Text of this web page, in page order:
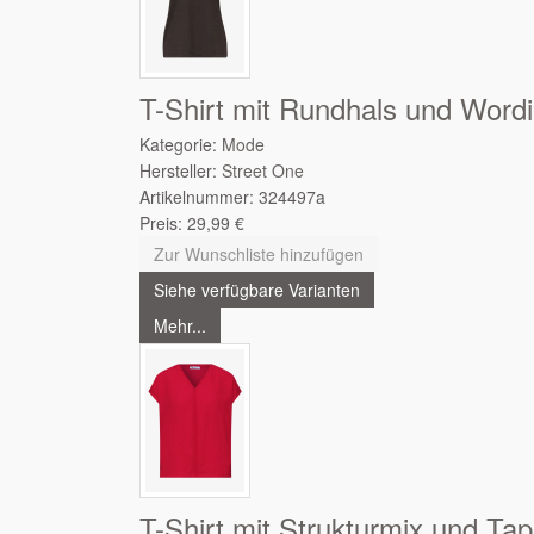
T-Shirt mit Rundhals und
Kategorie: Mode
Hersteller: Street One
Artikelnummer: 324497a
Preis: 29,99 €
Zur Wunschliste hinzufügen
Siehe verfügbare Varianten
Mehr...